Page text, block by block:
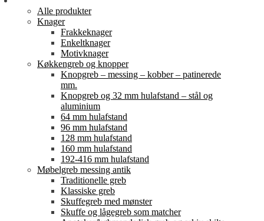
Alle produkter
Knager
Frakkeknager
Enkeltknager
Motivknager
Køkkengreb og knopper
Knopgreb – messing – kobber – patinerede
mm.
Knopgreb og 32 mm hulafstand – stål og
aluminium
64 mm hulafstand
96 mm hulafstand
128 mm hulafstand
160 mm hulafstand
192-416 mm hulafstand
Møbelgreb messing antik
Traditionelle greb
Klassiske greb
Skuffegreb med mønster
Skuffe og lågegreb som matcher